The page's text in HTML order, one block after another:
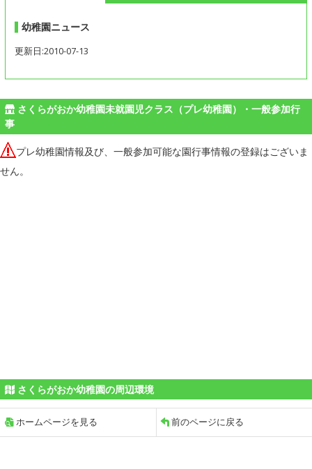
幼稚園ニュース
更新日:2010-07-13
さくらがおか幼稚園未就園児クラス（プレ幼稚園）・一般参加行
事
プレ幼稚園情報及び、一般参加可能な園行事情報の登録はございま
せん。
さくらがおか幼稚園の周辺環境
ホームページを見る 前のページに戻る